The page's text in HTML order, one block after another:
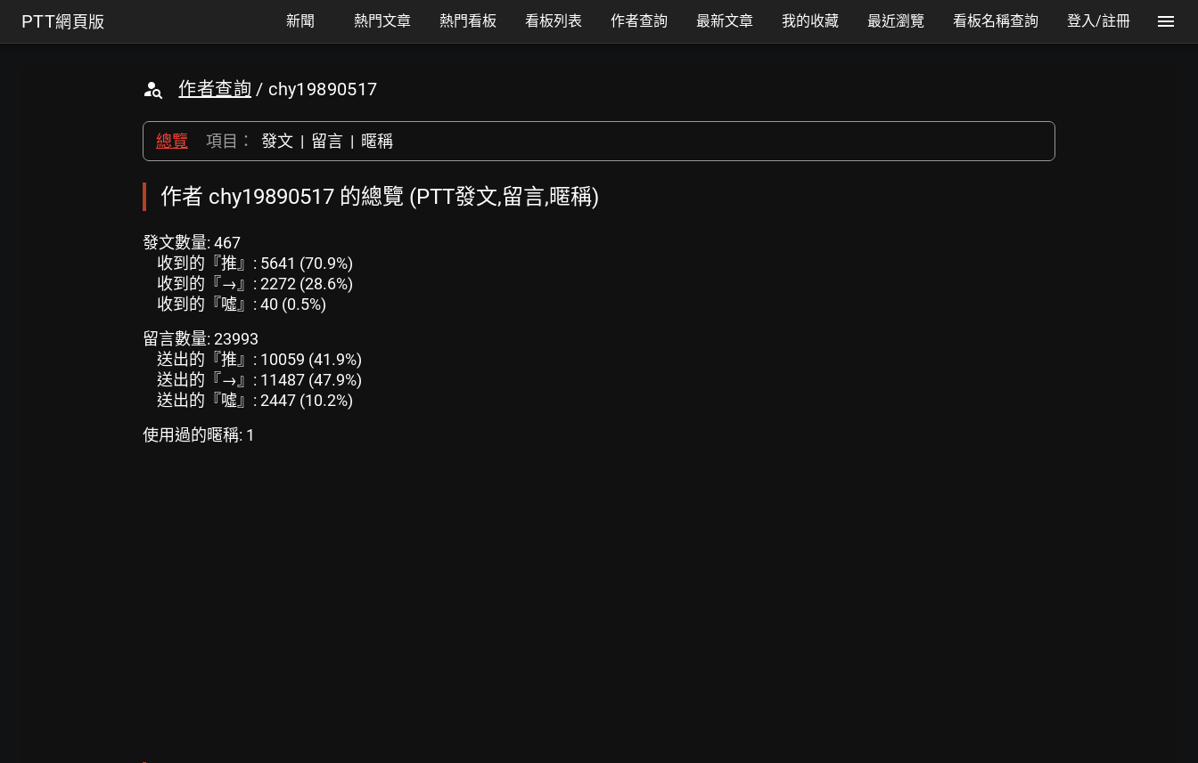
PTT網頁版 新聞 熱門文章 熱門看板 看板列表 作者查詢 最新文章 我的收藏 最近瀏覽 看板名稱查詢 登入/註冊
作者查詢 / chy19890517
總覽 項目： 發文 | 留言 | 暱稱
作者 chy19890517 的總覽 (PTT發文,留言,暱稱)
發文數量: 467
收到的『推』: 5641 (70.9%)
收到的『→』: 2272 (28.6%)
收到的『噓』: 40 (0.5%)
留言數量: 23993
送出的『推』: 10059 (41.9%)
送出的『→』: 11487 (47.9%)
送出的『噓』: 2447 (10.2%)
使用過的暱稱: 1